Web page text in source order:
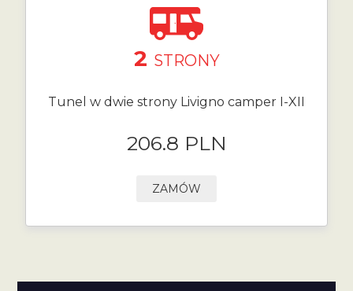
2 STRONY
Tunel w dwie strony Livigno camper I-XII
206.8 PLN
ZAMÓW